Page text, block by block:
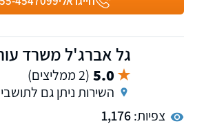
מתמדת להשגת מטרותיו בצורה
גל אברג'ל משרד
5.0 (2 ממליצים)
השירות ניתן גם
צפיות:1,176